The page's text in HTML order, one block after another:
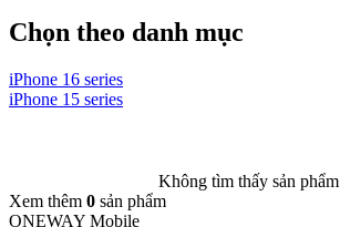
Chọn theo danh mục
iPhone 16 series
iPhone 15 series
Không tìm thấy sản phẩm
Xem thêm 0 sản phẩm
ONEWAY Mobile